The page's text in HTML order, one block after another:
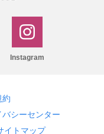
Instagram
約
バシーセンター
イトマップ